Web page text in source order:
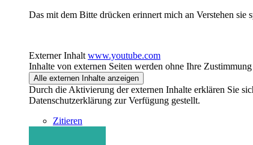
Das mit dem Bitte drücken erinnert mich an Verstehen sie
Externer Inhalt www.youtube.com
Inhalte von externen Seiten werden ohne Ihre
Alle externen Inhalte anzeigen
Durch die Aktivierung der externen Inhalte erklären Sie
Datenschutzerklärung zur Verfügung gestellt.
Zitieren